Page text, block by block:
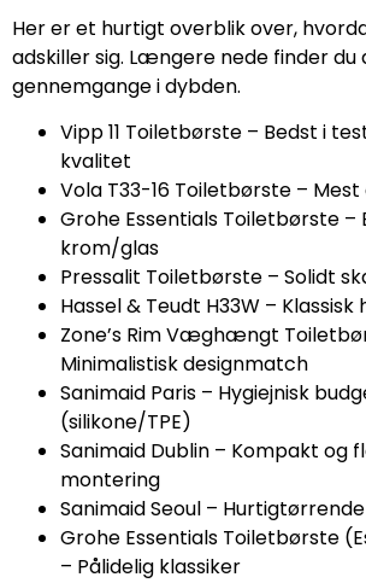
Her er et hurtigt overblik over,
adskiller sig. Længere nede finder
gennemgange i dybden.
Vipp 11 Toiletbørste – Bedst i
kvalitet
Vola T33-16 Toiletbørste – Mest
Grohe Essentials Toiletbørste –
krom/glas
Pressalit Toiletbørste – Solidt
Hassel & Teudt H33W –
Zone’s Rim Væghængt
Minimalistisk designmatch
Sanimaid Paris – Hygiejnisk
(silikone/TPE)
Sanimaid Dublin – Kompakt og
montering
Sanimaid Seoul –
Grohe Essentials Toiletbørste
– Pålidelig klassiker